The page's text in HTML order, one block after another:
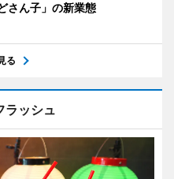
さん子」の新業態
る
ラッシュ